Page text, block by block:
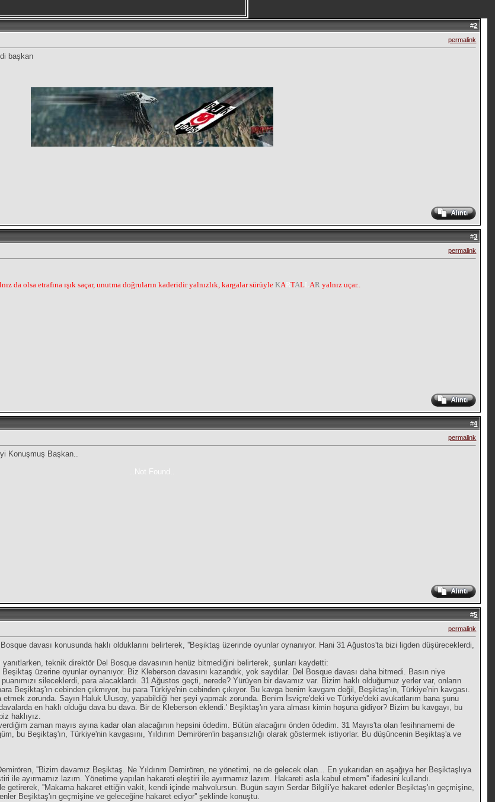
#2
permalink
başkan
#3
permalink
da olsa etrafına ışık saçar, unutma doğruların kaderidir yalnızlık, kargalar sürüyleKARTALLAR yalnız uçar..
#4
permalink
Konuşmuş Başkan..
..Not Found..
#5
permalink
davası konusunda haklı olduklarını belirterek, ''Beşiktaş üzerinde oyunlar oynanıyor. Hani 31 Ağustos'ta bizi ligden düşüreceklerdi,
yanıtlarken, teknik direktör Del Bosque davasının henüz bitmediğini belirterek, şunları kaydetti:
üzerine oyunlar oynanıyor. Biz Kleberson davasını kazandık, yok saydılar. Del Bosque davası daha bitmedi. Basın niye
sileceklerdi, para alacaklardı. 31 Ağustos geçti, nerede? Yürüyen bir davamız var. Bizim haklı olduğumuz yerler var, onların
Beşiktaş'ın cebinden çıkmıyor, bu para Türkiye'nin cebinden çıkıyor. Bu kavga benim kavgam değil, Beşiktaş'ın, Türkiye'nin kavgası.
zorunda. Sayın Haluk Ulusoy, yapabildiği her şeyi yapmak zorunda. Benim İsviçre'deki ve Türkiye'deki avukatlarım bana şunu
en haklı olduğu dava bu dava. Bir de Kleberson eklendi.' Beşiktaş'ın yara alması kimin hoşuna gidiyor? Bizim bu kavgayı, bu
haklıyız.
zaman mayıs ayına kadar olan alacağının hepsini ödedim. Bütün alacağını önden ödedim. 31 Mayıs'ta olan fesihnamemi de
bu Beşiktaş'ın, Türkiye'nin kavgasını, Yıldırım Demirören'in başarısızlığı olarak göstermek istiyorlar. Bu düşüncenin Beşiktaş'a ve
''Bizim davamız Beşiktaş. Ne Yıldırım Demirören, ne yönetimi, ne de gelecek olan... En yukarıdan en aşağıya her Beşiktaşlıya
ile ayırmamız lazım. Yönetime yapılan hakareti eleştiri ile ayırmamız lazım. Hakareti asla kabul etmem'' ifadesini kullandı.
getirerek, ''Makama hakaret ettiğin vakit, kendi içinde mahvolursun. Bugün sayın Serdar Bilgili'ye hakaret edenler Beşiktaş'ın geçmişine,
Beşiktaş'ın geçmişine ve geleceğine hakaret ediyor'' şeklinde konuştu.